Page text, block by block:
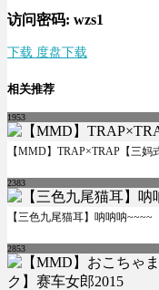
访问密码: wzs1
下载 度盘下载
相关推荐
1953
【MMD】TRAP×TRAP【三妈
2383
【三色九尾猫耳】呐呐呐~~~~
2853